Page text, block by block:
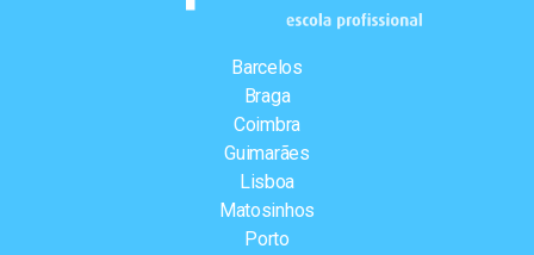
Barcelos
Braga
Coimbra
Guimarães
Lisboa
Matosinhos
Porto